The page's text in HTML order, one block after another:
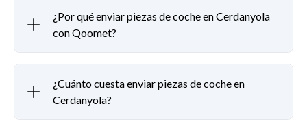
¿Por qué enviar piezas de coche en Cerdanyola
con Qoomet?
¿Cuánto cuesta enviar piezas de coche en
Cerdanyola?